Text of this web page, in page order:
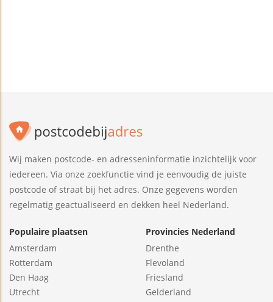
Wij maken postcode- en adresseninformatie inzichtelijk voor
iedereen. Via onze zoekfunctie vind je eenvoudig de juiste
postcode of straat bij het adres. Onze gegevens worden
regelmatig geactualiseerd en dekken heel Nederland.
Populaire plaatsen
Amsterdam
Rotterdam
Den Haag
Utrecht
Provincies Nederland
Drenthe
Flevoland
Friesland
Gelderland